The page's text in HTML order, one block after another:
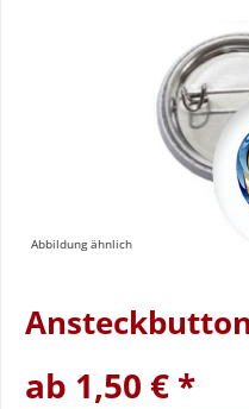
Abbildung ähnlich
ab 1,50 € *